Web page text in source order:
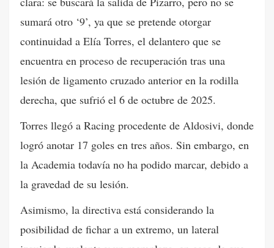
sumará otro ‘9’, ya que se pretende otorgar
continuidad a Elía Torres, el delantero que se
encuentra en proceso de recuperación tras una
lesión de ligamento cruzado anterior en la rodilla
derecha, que sufrió el 6 de octubre de 2025.
Torres llegó a Racing procedente de Aldosivi, donde
logró anotar 17 goles en tres años. Sin embargo, en
la Academia todavía no ha podido marcar, debido a
la gravedad de su lesión.
Asimismo, la directiva está considerando la
posibilidad de fichar a un extremo, un lateral